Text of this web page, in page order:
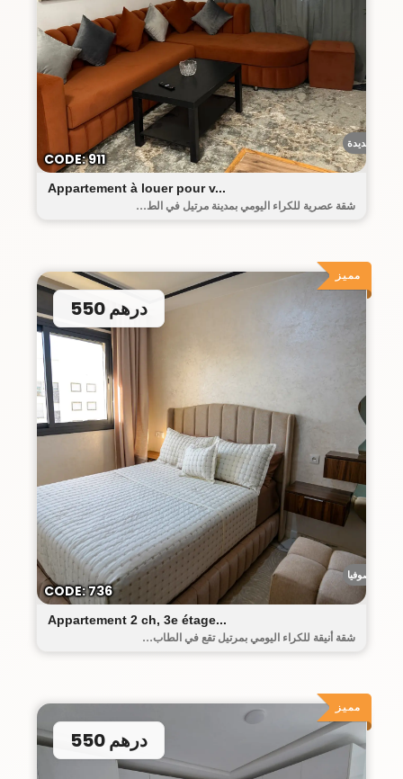
الجديدة
Appartement à louer pour v...
شقة عصرية للكراء اليومي بمدينة مرتيل في الط...
CODE: 911
مميز
رياض صوفيا
Appartement 2 ch, 3e étage...
550 درهم
شقة أنيقة للكراء اليومي بمرتيل تقع في الطاب...
CODE: 736
مميز
550 درهم